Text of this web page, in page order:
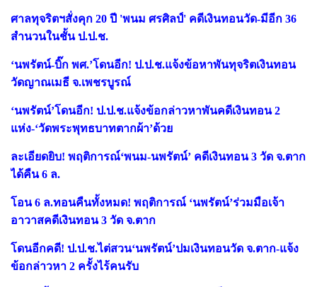
ศาลทุจริตฯสั่งคุก 20 ปี 'พนม ศรศิลป์' คดีเงินทอนวัด-มีอีก 36
สำนวนในชั้น ป.ป.ช.
‘นพรัตน์-บิ๊ก พศ.’โดนอีก! ป.ป.ช.แจ้งข้อหาพันทุจริตเงินทอน
วัดญาณเมธี จ.เพชรบูรณ์
‘นพรัตน์’โดนอีก! ป.ป.ช.แจ้งข้อกล่าวหาพันคดีเงินทอน 2
แห่ง-‘วัดพระพุทธบาทตากผ้า’ด้วย
ละเอียดยิบ! พฤติการณ์‘พนม-นพรัตน์’ คดีเงินทอน 3 วัด จ.ตาก
ได้คืน 6 ล.
โอน 6 ล.ทอนคืนทั้งหมด! พฤติการณ์ ‘นพรัตน์’ร่วมมือเจ้า
อาวาสคดีเงินทอน 3 วัด จ.ตาก
โดนอีกคดี! ป.ป.ช.ไต่สวน‘นพรัตน์’ปมเงินทอนวัด จ.ตาก-แจ้ง
ข้อกล่าวหา 2 ครั้งไร้คนรับ